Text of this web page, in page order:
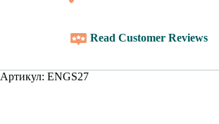
Read Customer Reviews
Артикул: ENGS27